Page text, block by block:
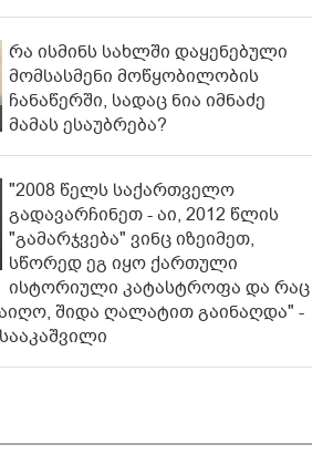
რა ისმინს სახლში დაყენებული
მომსასმენი მოწყობილობის
ჩანაწერში, სადაც ნია იმნაძე
მამას ესაუბრება?
"2008 წელს საქართველო
გადავარჩინეთ - აი, 2012 წლის
"გამარჯვება" ვინც იზეიმეთ,
სწორედ ეგ იყო ქართული
ისტორიული კატასტროფა და რაც
შიდა ღალატით გაინაღდა" -